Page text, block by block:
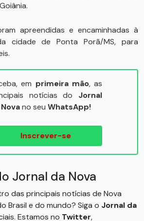
apreendidas e encaminhadas à
cidade de Ponta Porã/MS, para
em primeira mão, as
notícias do Jornal
no seu WhatsApp!
Inscrever-se
Jornal da Nova
das principais notícias de Nova
Brasil e do mundo? Siga o Jornal da
Estamos no Twitter,